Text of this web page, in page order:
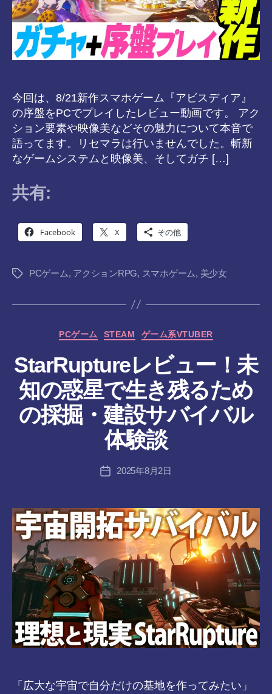
今回は、8/21新作スマホゲーム『アビスディア』
の序盤をPCでプレイしたレビュー動画です。 アク
ション要素や映像美などその魅力について本音で
語ってます。リセマラは行いませんでした。斬新
なゲームシステムと映像美、そしてガチ […]
共有:
Facebook X その他
タ
PCゲーム, アクションRPG, スマホゲーム, 美少女
カ
ゴ
リ
ー
PCゲーム STEAM ゲーム系VTUBER
StarRuptureレビュー！未
知の惑星で生き残るため
の採掘・建設サバイバル
体験談
投
稿
作
成
者
:
a
8-
vr
投
2025年8月2日
「広大な宇宙で自分だけの基地を作ってみたい」